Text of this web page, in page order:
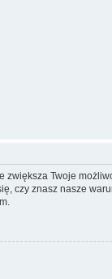
Twoje
czy znasz nasze